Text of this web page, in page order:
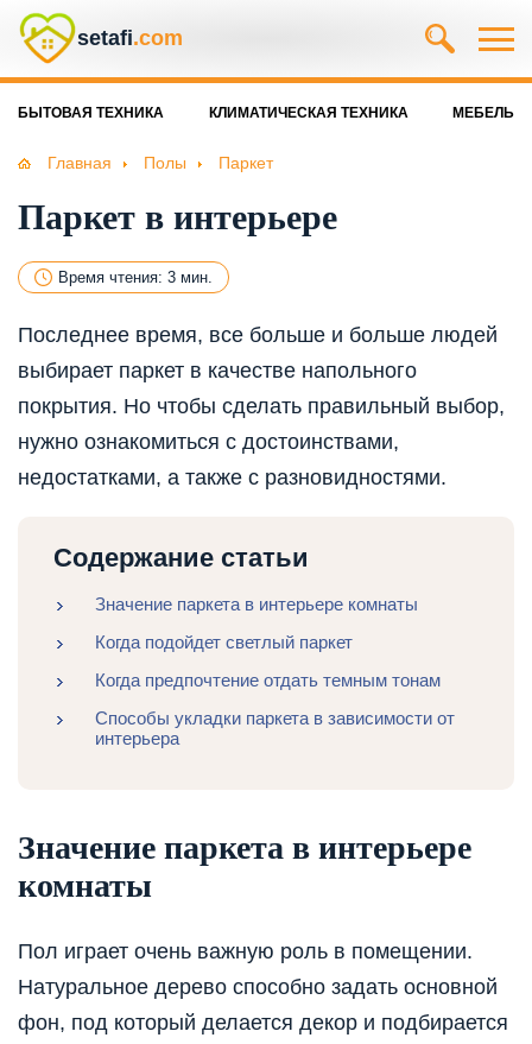
setafi.com
БЫТОВАЯ ТЕХНИКА КЛИМАТИЧЕСКАЯ ТЕХНИКА МЕБЕЛЬ
Главная Полы Паркет
Паркет в интерьере
Время чтения: 3 мин.
Последнее время, все больше и больше людей
выбирает паркет в качестве напольного
покрытия. Но чтобы сделать правильный выбор,
нужно ознакомиться с достоинствами,
недостатками, а также с разновидностями.
Содержание статьи
Значение паркета в интерьере комнаты
Когда подойдет светлый паркет
Когда предпочтение отдать темным тонам
Способы укладки паркета в зависимости от
интерьера
Значение паркета в интерьере
комнаты
Пол играет очень важную роль в помещении.
Натуральное дерево способно задать основной
фон, под который делается декор и подбирается